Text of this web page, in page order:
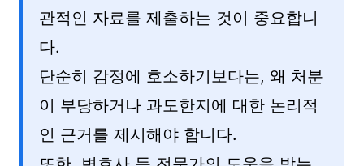
관적인 자료를 제출하는 것이 중요합니
다.
단순히 감정에 호소하기보다는, 왜 처분
이 부당하거나 과도한지에 대한 논리적
인 근거를 제시해야 합니다.